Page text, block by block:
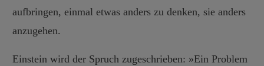
aufbringen, einmal etwas anders zu denken, sie anders
anzugehen.
Einstein wird der Spruch zugeschrieben: »Ein Problem